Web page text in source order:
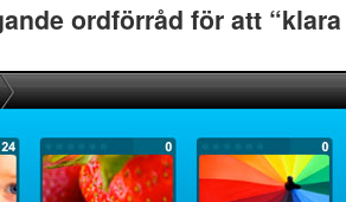
ordförråd för att